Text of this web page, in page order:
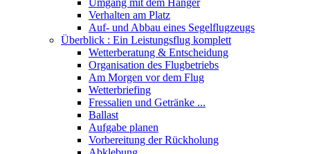
Umgang mit dem Hänger
Verhalten am Platz
Auf- und Abbau eines Segelflugzeugs
Überblick : Ein Leistungsflug komplett
Wetterberatung & Entscheidung
Organisation des Flugbetriebs
Am Morgen vor dem Flug
Wetterbriefing
Fressalien und Getränke ...
Ballast
Aufgabe planen
Vorbereitung der Rückholung